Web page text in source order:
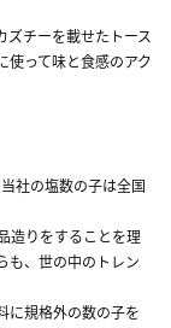
ズチーを載せたトース
使って味と食感のアク
社の塩数の子は全国
造りをすることを理
も、世の中のトレン
に規格外の数の子を